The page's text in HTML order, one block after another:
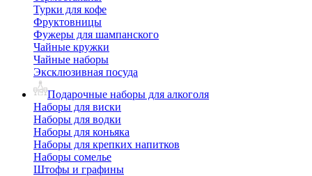
Турки для кофе
Фруктовницы
Фужеры для шампанского
Чайные кружки
Чайные наборы
Эксклюзивная посуда
Подарочные наборы для алкоголя
Наборы для виски
Наборы для водки
Наборы для коньяка
Наборы для крепких напитков
Наборы сомелье
Штофы и графины